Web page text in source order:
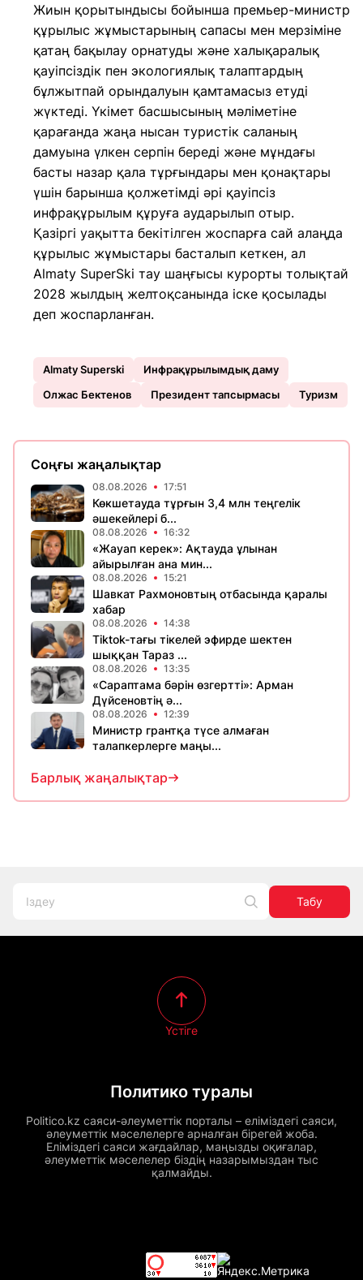
Жиын қорытындысы бойынша премьер-министр
құрылыс жұмыстарының сапасы мен мерзіміне
қатаң бақылау орнатуды және халықаралық
қауіпсіздік пен экологиялық талаптардың
бұлжытпай орындалуын қамтамасыз етуді
жүктеді. Үкімет басшысының мәліметіне
қарағанда жаңа нысан туристік саланың
дамуына үлкен серпін береді және мұндағы
басты назар қала тұрғындары мен қонақтары
үшін барынша қолжетімді әрі қауіпсіз
инфрақұрылым құруға аударылып отыр.
Қазіргі уақытта бекітілген жоспарға сай алаңда
құрылыс жұмыстары басталып кеткен, ал
Almaty SuperSki тау шаңғысы курорты толықтай
2028 жылдың желтоқсанында іске қосылады
деп жоспарланған.
Almaty Superski
Инфрақұрылымдық даму
Олжас Бектенов
Президент тапсырмасы Туризм
Соңғы жаңалықтар
08.08.2026 17:51
Көкшетауда тұрғын 3,4 млн теңгелік
әшекейлері б...
08.08.2026 16:32
«Жауап керек»: Ақтауда ұлынан
айырылған ана мин...
08.08.2026 15:21
Шавкат Рахмоновтың отбасында қаралы
хабар
08.08.2026 14:38
Tiktok-тағы тікелей эфирде шектен
шыққан Тараз ...
08.08.2026 13:35
«Сараптама бәрін өзгертті»: Арман
Дүйсеновтің ә...
08.08.2026 12:39
Министр грантқа түсе алмаған
талапкерлерге маңы...
Барлық жаңалықтар
Табу
Политико туралы
Politico.kz саяси-әлеуметтік порталы – еліміздегі саяси,
әлеуметтік мәселелерге арналған бірегей жоба.
Еліміздегі саяси жағдайлар, маңызды оқиғалар,
әлеуметтік мәселелер біздің назарымыздан тыс
қалмайды.
Үстіге